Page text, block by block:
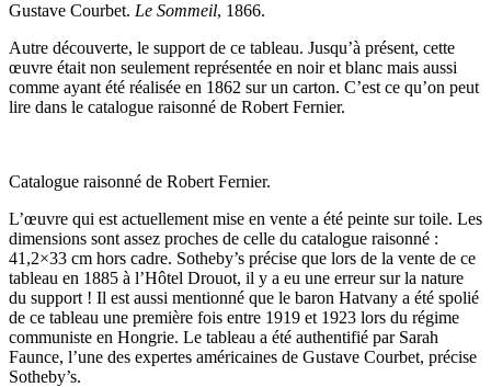
Gustave Courbet. Le Sommeil, 1866.
Autre découverte, le support de ce tableau. Jusqu’à présent, cette
œuvre était non seulement représentée en noir et blanc mais aussi
comme ayant été réalisée en 1862 sur un carton. C’est ce qu’on peut
lire dans le catalogue raisonné de Robert Fernier.
Catalogue raisonné de Robert Fernier.
L’œuvre qui est actuellement mise en vente a été peinte sur toile. Les
dimensions sont assez proches de celle du catalogue raisonné :
41,2×33 cm hors cadre. Sotheby’s précise que lors de la vente de ce
tableau en 1885 à l’Hôtel Drouot, il y a eu une erreur sur la nature
du support ! Il est aussi mentionné que le baron Hatvany a été spolié
de ce tableau une première fois entre 1919 et 1923 lors du régime
communiste en Hongrie. Le tableau a été authentifié par Sarah
Faunce, l’une des expertes américaines de Gustave Courbet, précise
Sotheby’s.